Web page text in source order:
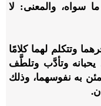
سواه، والمعنى: لا
أي: تزجرهما وتتكلم لهما كلامًا
وتأدَّب وتلطَّف
به نفوسهما، وذلك